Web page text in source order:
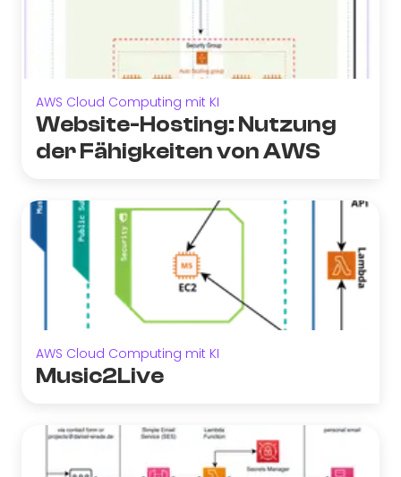
AWS Cloud Computing mit KI
Website-Hosting: Nutzung
der Fähigkeiten von AWS
AWS Cloud Computing mit KI
Music2Live